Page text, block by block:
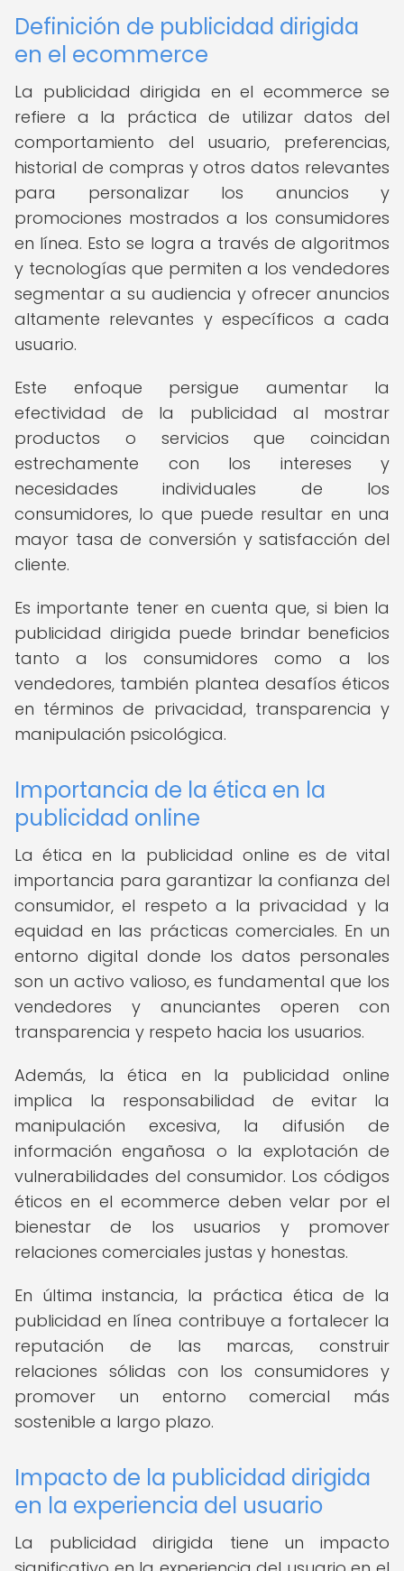
Definición de publicidad dirigida
en el ecommerce
La publicidad dirigida en el ecommerce se
refiere a la práctica de utilizar datos del
comportamiento del usuario, preferencias,
historial de compras y otros datos relevantes
para personalizar los anuncios y
promociones mostrados a los consumidores
en línea. Esto se logra a través de algoritmos
y tecnologías que permiten a los vendedores
segmentar a su audiencia y ofrecer anuncios
altamente relevantes y específicos a cada
usuario.
Este enfoque persigue aumentar la
efectividad de la publicidad al mostrar
productos o servicios que coincidan
estrechamente con los intereses y
necesidades individuales de los
consumidores, lo que puede resultar en una
mayor tasa de conversión y satisfacción del
cliente.
Es importante tener en cuenta que, si bien la
publicidad dirigida puede brindar beneficios
tanto a los consumidores como a los
vendedores, también plantea desafíos éticos
en términos de privacidad, transparencia y
manipulación psicológica.
Importancia de la ética en la
publicidad online
La ética en la publicidad online es de vital
importancia para garantizar la confianza del
consumidor, el respeto a la privacidad y la
equidad en las prácticas comerciales. En un
entorno digital donde los datos personales
son un activo valioso, es fundamental que los
vendedores y anunciantes operen con
transparencia y respeto hacia los usuarios.
Además, la ética en la publicidad online
implica la responsabilidad de evitar la
manipulación excesiva, la difusión de
información engañosa o la explotación de
vulnerabilidades del consumidor. Los códigos
éticos en el ecommerce deben velar por el
bienestar de los usuarios y promover
relaciones comerciales justas y honestas.
En última instancia, la práctica ética de la
publicidad en línea contribuye a fortalecer la
reputación de las marcas, construir
relaciones sólidas con los consumidores y
promover un entorno comercial más
sostenible a largo plazo.
Impacto de la publicidad dirigida
en la experiencia del usuario
La publicidad dirigida tiene un impacto